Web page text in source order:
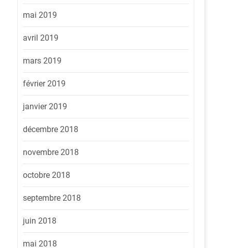
mai 2019
avril 2019
mars 2019
février 2019
janvier 2019
décembre 2018
novembre 2018
octobre 2018
septembre 2018
juin 2018
mai 2018